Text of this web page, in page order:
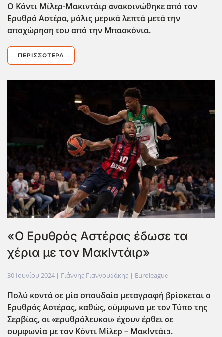
Ο Κόντι Μίλερ-Μακιντάιρ ανακοινώθηκε από τον
Ερυθρό Αστέρα, μόλις μερικά λεπτά μετά την
αποχώρηση του από την Μπασκόνια.
ΠΕΡΙΣΣΌΤΕΡΑ
«Ο Ερυθρός Αστέρας έδωσε τα
χέρια με τον ΜακΙντάιρ»
30 Ιουνίου 2024 | Γιάννης Γιαννουδάκης | Euroleague
Πολύ κοντά σε μία σπουδαία μεταγραφή βρίσκεται ο
Ερυθρός Αστέρας, καθώς, σύμφωνα με τον Τύπο της
Σερβίας, οι «ερυθρόλευκοι» έχουν έρθει σε
συμφωνία με τον Κόντι Μίλερ – ΜακΙντάιρ.